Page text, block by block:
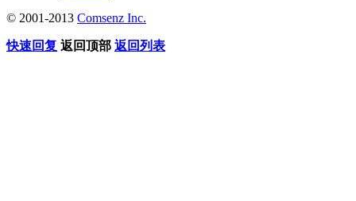
© 2001-2013 Comsenz Inc.
快速回复 返回顶部 返回列表